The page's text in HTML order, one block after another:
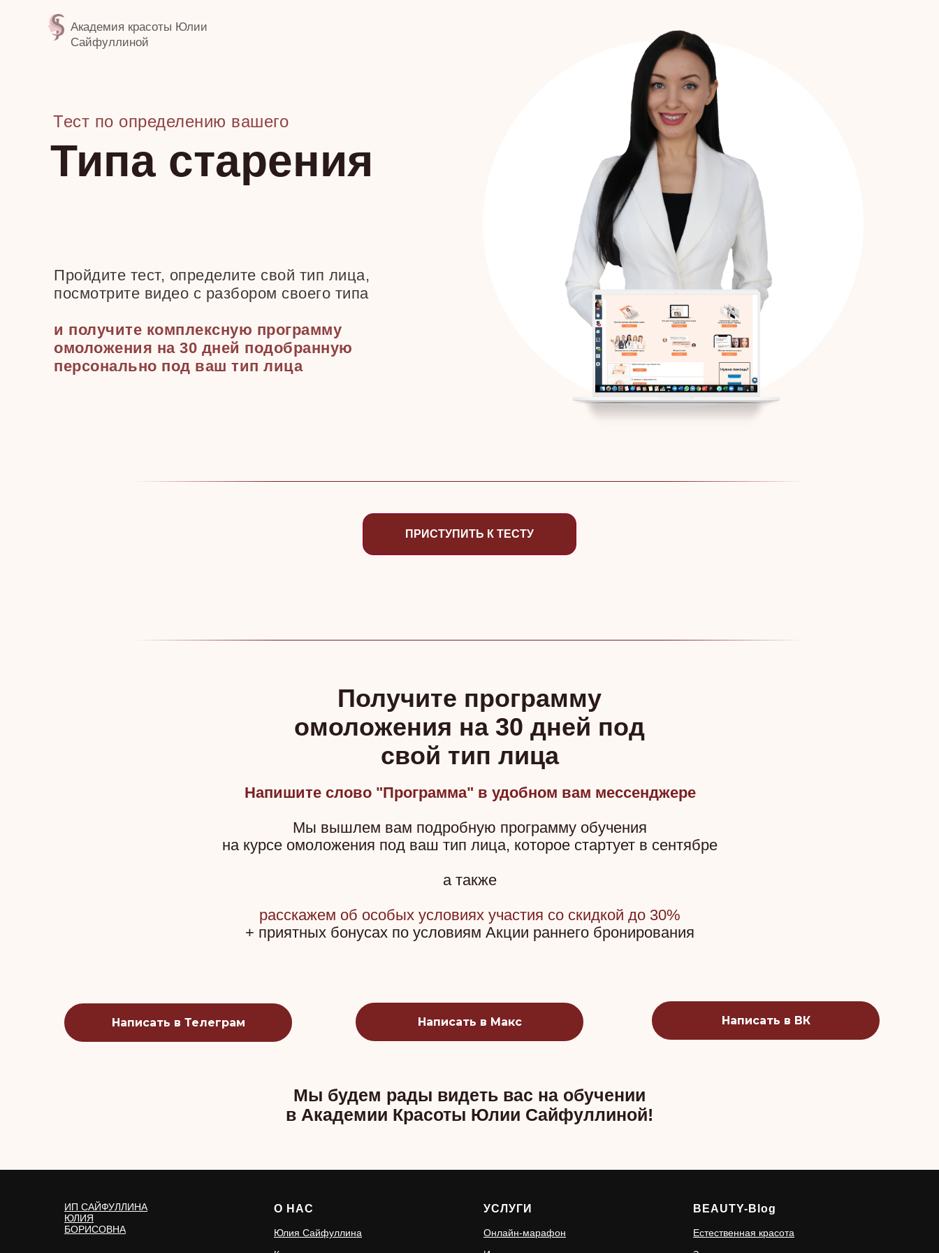
Типа старения
Пройдите тест, определите свой тип лица,
посмотрите видео с разбором своего типа
и получите комплексную программу
омоложения на 30 дней подобранную
персонально под ваш тип лица
Академия красоты Юлии
Сайфуллиной
Тест по определению вашего
ПРИСТУПИТЬ К ТЕСТУ
Получите программу
омоложения на 30 дней под
свой тип лица
Напишите слово "Программа" в удобном вам мессенджере
Мы вышлем вам подробную программу обучения
на курсе омоложения под ваш тип лица, которое стартует в сентябре
а также
расскажем об особых условиях участия со скидкой до 30%
+ приятных бонусах по условиям Акции раннего бронирования
Мы будем рады видеть вас на обучении
в Академии Красоты Юлии Сайфуллиной!
Написать в Телеграм Написать в Макс Написать в ВК
ИП САЙФУЛЛИНА
ЮЛИЯ
БОРИСОВНА
О НАС
Юлия Сайфуллина
УСЛУГИ
Онлайн-марафон
BEAUTY-Blog
Естественная красота